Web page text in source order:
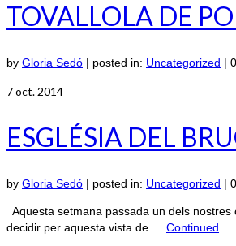
TOVALLOLA DE
by Gloria Sedó | posted in: Uncategorized | 0
7oct. 2014
ESGLÉSIA DEL
by Gloria Sedó | posted in: Uncategorized | 0
Aquesta setmana passada un dels nostres
decidir per aquesta vista de … Continued